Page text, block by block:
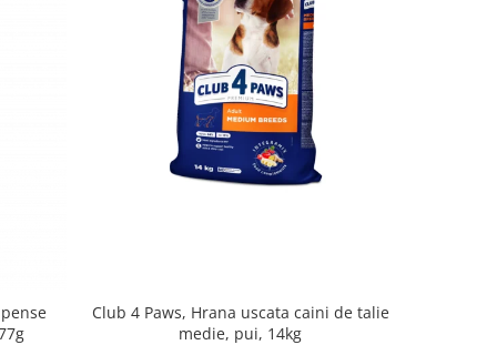
Club 4 Paws, Hrana uscata caini de talie
medie, pui, 14kg